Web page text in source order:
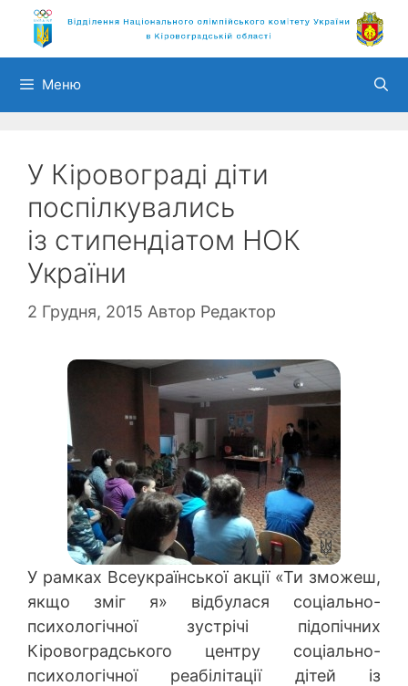
Перейти
вмісту
Меню
У Кіровограді діти
поспілкувались
із стипендіатом НОК
України
2 Грудня, 2015 Автор Редактор
У рамках Всеукраїнської акції «Ти зможеш,
якщо зміг я» відбулася соціально-
психологічної зустрічі підопічних
Кіровоградського центру соціально-
психологічної реабілітації дітей із